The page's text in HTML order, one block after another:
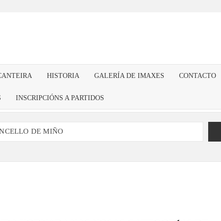
HISTORIA GALERÍA DE IMAXES CONTACTO
INSCRIPCIÓNS A PARTIDOS
DE MIÑO
do primeiro equipo para a tempada 2024/25